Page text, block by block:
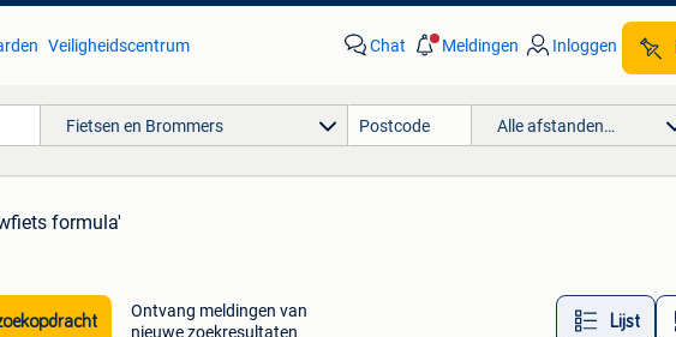
Veiligheidscentrum Chat Meldingen Inloggen
Fietsen en Brommers Alle afstanden…
formula'
Ontvang meldingen van
nieuwe zoekresultaten
Lijst